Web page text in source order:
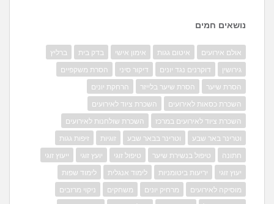
נושאים חמים
אולם אירועים איטום גגות אימון אישי בדק בית
ברליץ
גירושין
דוקרנים נגד יונים דיקור סיני
הסרת משקפיים
הסרת שיער
הסרת שיער בלייזר
הרחקת יונים
השכרת כסאות לאירועים
השכרת ציוד לאירועים
השכרת ציוד לאירועים במרכז
השכרת שולחנות לאירועים
וטרינר באר שבע
וטרינר בבאר שבע זוגיות
זיפות גגות
חתונה
טיפול בנשירת שיער טיפול זוגי יועץ זוגי
ייעוץ זוגי
יעוץ זוגי
יריעות ביטומניות לימוד אנגלית
לימוד שפות
מוסיקה לאירועים
מרחיק יונים משחקים
ניקוי מרזבים